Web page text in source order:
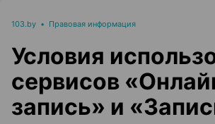
103.by • Правовая информация
Условия
сервисов
запись» и